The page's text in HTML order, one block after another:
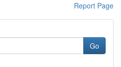
Report Page
Go